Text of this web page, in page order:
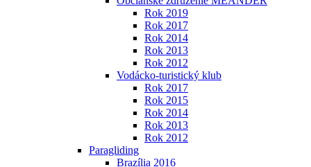
Rok 2019
Rok 2017
Rok 2014
Rok 2013
Rok 2012
Vodácko-turistický klub
Rok 2017
Rok 2015
Rok 2014
Rok 2013
Rok 2012
Paragliding
Brazília 2016